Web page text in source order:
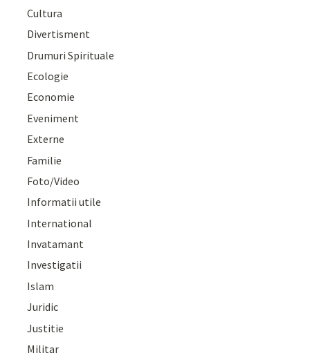
Cultura
Divertisment
Drumuri Spirituale
Ecologie
Economie
Eveniment
Externe
Familie
Foto/Video
Informatii utile
International
Invatamant
Investigatii
Islam
Juridic
Justitie
Militar